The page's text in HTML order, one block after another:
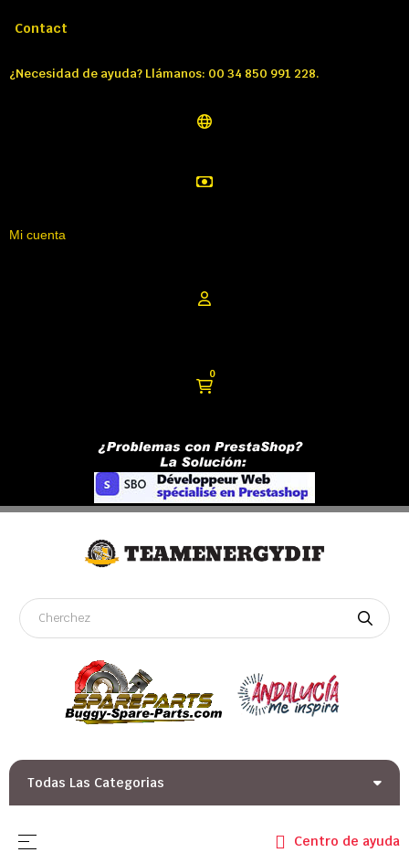
Contact
¿Necesidad de ayuda? Llámanos: 00 34 850 991 228.
Mi cuenta
0
Todas Las Categorias
Navegación de palanca
☰ Centro de ayuda